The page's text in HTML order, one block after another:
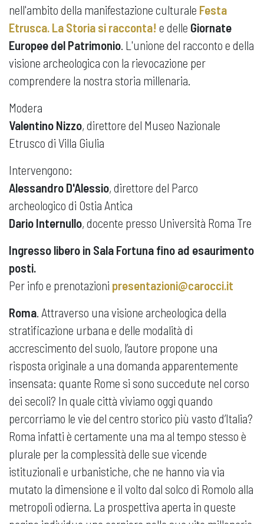
nell'ambito della manifestazione culturale Festa
Etrusca. La Storia si racconta! e delle Giornate
Europee del Patrimonio . L'unione del racconto e della
visione archeologica con la rievocazione per
comprendere la nostra storia millenaria.
Modera
Valentino Nizzo, direttore del Museo Nazionale
Etrusco di Villa Giulia
Intervengono:
Alessandro D'Alessio, direttore del Parco
archeologico di Ostia Antica
Dario Internullo, docente presso Università Roma Tre
Ingresso libero in Sala Fortuna fino ad esaurimento
posti.
Per info e prenotazioni presentazioni@carocci.it
Roma . Attraverso una visione archeologica della
stratificazione urbana e delle modalità di
accrescimento del suolo, l’autore propone una
risposta originale a una domanda apparentemente
insensata: quante Rome si sono succedute nel corso
dei secoli? In quale città viviamo oggi quando
percorriamo le vie del centro storico più vasto d’Italia?
Roma infatti è certamente una ma al tempo stesso è
plurale per la complessità delle sue vicende
istituzionali e urbanistiche, che ne hanno via via
mutato la dimensione e il volto dal solco di Romolo alla
metropoli odierna. La prospettiva aperta in queste